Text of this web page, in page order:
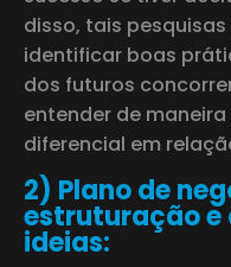
disso, tais
identificar boas
dos futuros
entender de
diferencial em
2) Plano de
estruturação e
ideias: